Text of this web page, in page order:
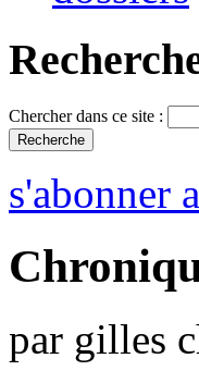
Chercher dans ce site :
s'abonner
par gilles